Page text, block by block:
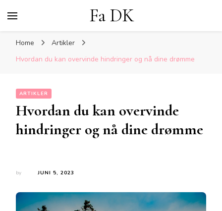
Fa DK
Home
Artikler
Hvordan du kan overvinde hindringer og nå dine drømme
ARTIKLER
Hvordan du kan overvinde
hindringer og nå dine drømme
by JUNI 5, 2023